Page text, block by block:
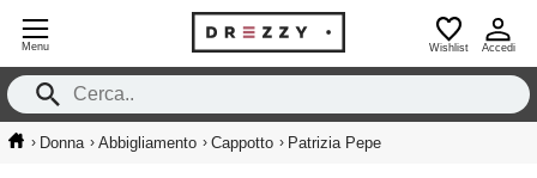
Menu Wishlist Accedi
› Donna › Abbigliamento › Cappotto › Patrizia Pepe